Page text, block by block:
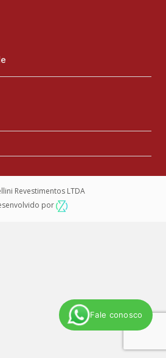
Fale conosco
Revestimentos LTDA
por